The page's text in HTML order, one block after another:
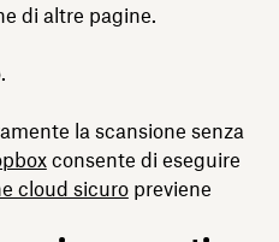
di altre pagine.
la scansione senza
consente di eseguire
cloud sicuropreviene